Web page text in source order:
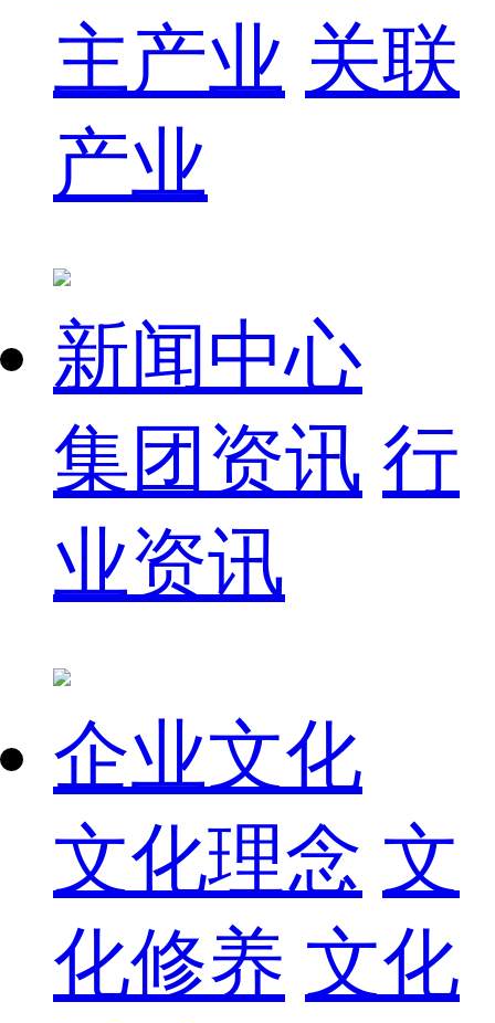
主产业 关联
产业
新闻中心
集团资讯 行
业资讯
企业文化
文化理念 文
化修养 文化